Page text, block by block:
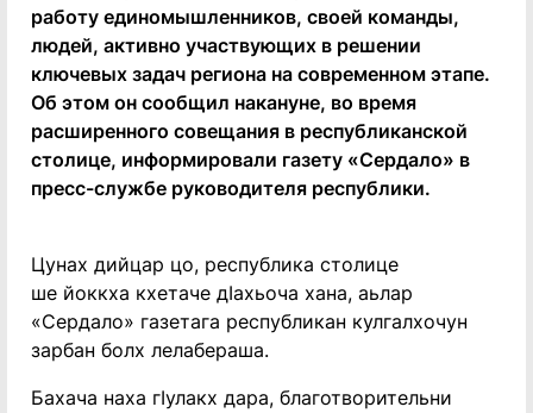
работу единомышленников, своей команды,
людей, активно участвующих в решении
ключевых задач региона на современном этапе.
Об этом он сообщил накануне, во время
расширенного совещания в республиканской
столице, информировали газету «Сердало» в
пресс-службе руководителя республики.
Цунах дийцар цо, республика столице
ше йоккха кхетаче дӀахьоча хана, аьлар
«Сердало» газетага республикан кулгалхочун
зарбан болх лелабераша.
Бахача наха гӀулакх дара, благотворительни